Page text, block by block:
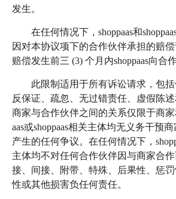
发生。
在任何情况下，shoppaas和
因对本协议项下的合作伙伴承担的赔
赔偿发生前三 (3) 个月内shoppaas向合
此限制适用于所有诉讼请求，包括
反保证、疏忽、无过错责任、虚假陈述
商家与合作伙伴之间的关系仅限于商
aas或shoppaas相关主体均无义务干预
产生的任何争议。在任何情况下，
主体均不对任何合作伙伴因与商家合
接、间接、附带、特殊、后果性、惩
性或其他损害负任何责任。